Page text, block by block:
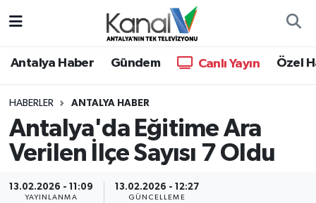
Antalya Haber Gündem Canlı Yayın Özel
HABERLER ANTALYA HABER
Antalya'da Eğitime Ara
Verilen İlçe Sayısı 7 Oldu
13.02.2026 - 11:09
YAYINLANMA
13.02.2026 - 12:27
GÜNCELLEME
Antalya Haber
Dünya
Eğitim
Ekonomi
Hava Durumu
Trafik Durumu
Süper Lig Puan Durumu ve Fikstür
Tüm Manşetler